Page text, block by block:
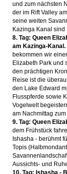
und zum nächsten
der im Rift Valley
seine weiten
Kazinga Kanal
8. Tag: Queen
am Kazinga-Kanal.
bekommen wir
Elizabeth Park und
den prächtigen
Reise ist die
den Lake Edward
Flusspferde sowie
Vogelwelt
am Nachmittag
9. Tag: Queen
dem Frühstück
Ishasha - berühmt
Topis
Aussichts- und
10. Tag: Ishasha -